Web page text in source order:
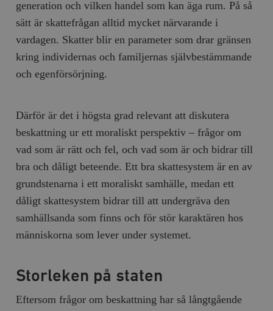
generation och vilken handel som kan äga rum. På så
sätt är skattefrågan alltid mycket närvarande i
vardagen. Skatter blir en parameter som drar gränsen
kring individernas och familjernas självbestämmande
och egenförsörjning.
Därför är det i högsta grad relevant att diskutera
beskattning ur ett moraliskt perspektiv – frågor om
vad som är rätt och fel, och vad som är och bidrar till
bra och dåligt beteende. Ett bra skattesystem är en av
grundstenarna i ett moraliskt samhälle, medan ett
dåligt skattesystem bidrar till att undergräva den
samhällsanda som finns och för stör karaktären hos
människorna som lever under systemet.
Storleken på staten
Eftersom frågor om beskattning har så långtgående